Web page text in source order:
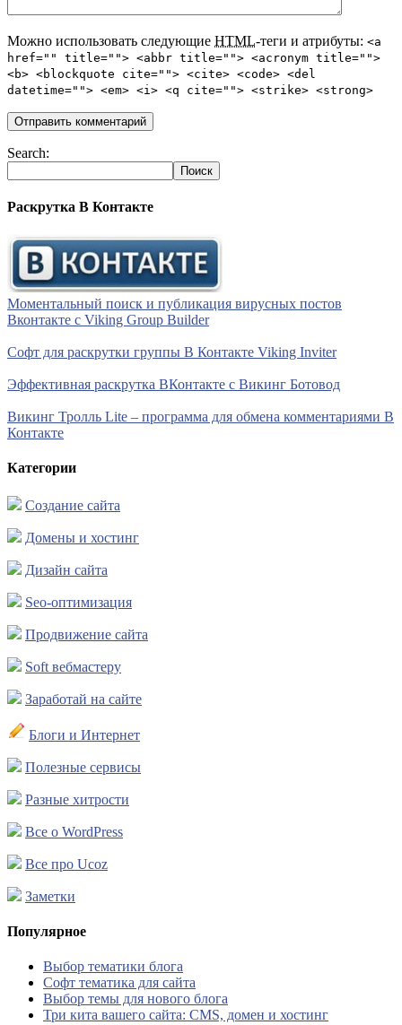
Можно использовать следующие HTML-теги и атрибуты: <a
href="" title=""> <abbr title=""> <acronym title="">
<b> <blockquote cite=""> <cite> <code> <del
datetime=""> <em> <i> <q cite=""> <strike> <strong>
Search:
Раскрутка В Контакте
Моментальный поиск и публикация вирусных постов
Вконтакте с Viking Group Builder
Софт для раскрутки группы В Контакте Viking Inviter
Эффективная раскрутка ВКонтакте с Викинг Ботовод
Викинг Тролль Lite – программа для обмена комментариями В
Контакте
Категории
Создание сайта
Домены и хостинг
Дизайн сайта
Seo-оптимизация
Продвижение сайта
Soft вебмастеру
Заработай на сайте
Блоги и Интернет
Полезные сервисы
Разные хитрости
Все о WordPress
Все про Ucoz
Заметки
Популярное
Выбор тематики блога
Софт тематика для сайта
Выбор темы для нового блога
Три кита вашего сайта: CMS, домен и хостинг